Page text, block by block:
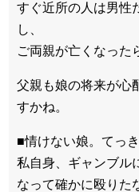
すぐ近所の人は男性
し、
ご両親が亡くなっ
父親も娘の将来が心
すかね。
■情けない娘。てっ
私自身、ギャンブル
なって確かに殴りた